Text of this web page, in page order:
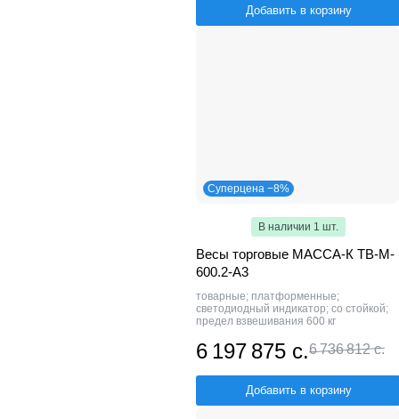
Добавить в корзину
Суперцена −8%
В наличии 1 шт.
Весы торговые МАССА-К TB-M-
600.2-А3
товарные; платформенные;
светодиодный индикатор; со стойкой;
предел взвешивания 600 кг
6 197 875 с.6 736 812 с.
Добавить в корзину